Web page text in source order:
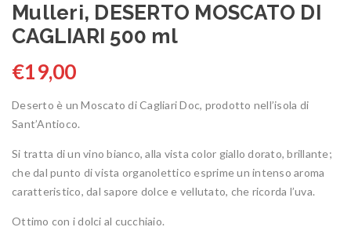
Mulleri, DESERTO MOSCATO DI
CAGLIARI 500 ml
€19,00
Deserto è un Moscato di Cagliari Doc, prodotto nell’isola di
Sant’Antioco.
Si tratta di un vino bianco, alla vista color giallo dorato, brillante;
che dal punto di vista organolettico esprime un intenso aroma
caratteristico, dal sapore dolce e vellutato, che ricorda l’uva.
Ottimo con i dolci al cucchiaio.